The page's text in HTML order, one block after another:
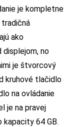
je kompletne
tradičná
ako
no
je štvorcový
kruhové tlačidlo
na ovládanie
je na pravej
kapacity 64 GB.